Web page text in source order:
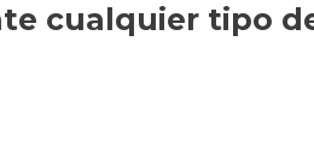
cualquier tipo